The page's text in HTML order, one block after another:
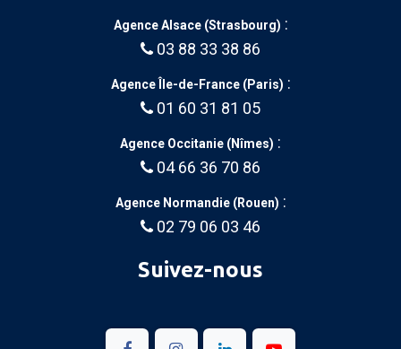
Agence Alsace (Strasbourg) :
03 88 33 38 86
Agence Île-de-France (Paris) :
01 60 31 81 05
Agence Occitanie (Nîmes) :
04 66 36 70 86
Agence Normandie (Rouen) :
02 79 06 03 46
Suivez-nous